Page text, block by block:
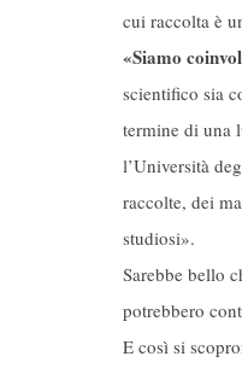
cui raccolta è
«Siamo
scientifico sia
termine di una
l’Università
raccolte, dei
studiosi».
Sarebbe bello
potrebbero
E così si